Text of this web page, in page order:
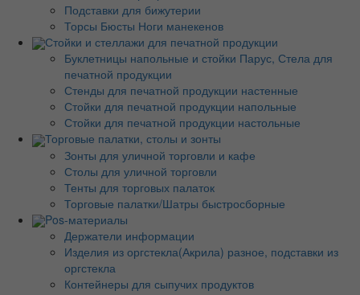
Подставки для бижутерии
Торсы Бюсты Ноги манекенов
Стойки и стеллажи для печатной продукции
Буклетницы напольные и стойки Парус, Стела для
печатной продукции
Стенды для печатной продукции настенные
Стойки для печатной продукции напольные
Стойки для печатной продукции настольные
Торговые палатки, столы и зонты
Зонты для уличной торговли и кафе
Столы для уличной торговли
Тенты для торговых палаток
Торговые палатки/Шатры быстросборные
Pos-материалы
Держатели информации
Изделия из оргстекла(Акрила) разное, подставки из
оргстекла
Контейнеры для сыпучих продуктов